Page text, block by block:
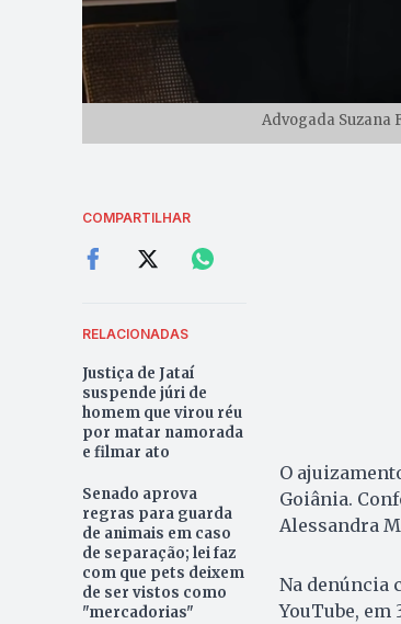
Advogada Suzana
COMPARTILHAR
RELACIONADAS
Justiça de Jataí
suspende júri de
homem que virou réu
por matar namorada
e filmar ato
Senado aprova
regras para guarda
de animais em caso
de separação; lei faz
com que pets deixem
de ser vistos como
"mercadorias"
O
Goiânia.
Alessandra
Na denúncia
YouTube,